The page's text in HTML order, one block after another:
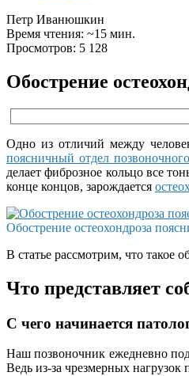
Петр Иванюшкин
Время чтения: ~15 мин.
Просмотров: 5 128
Обострение
Одно из отличий между
поясничный отдел
делает фиброзное кольцо все
конце концов, зарождается
Обострение остеохондроза
В статье рассмотрим, что такое
Что представляет
С чего начинается
Наш позвоночник ежедневно
Ведь из-за чрезмерных нагрузок